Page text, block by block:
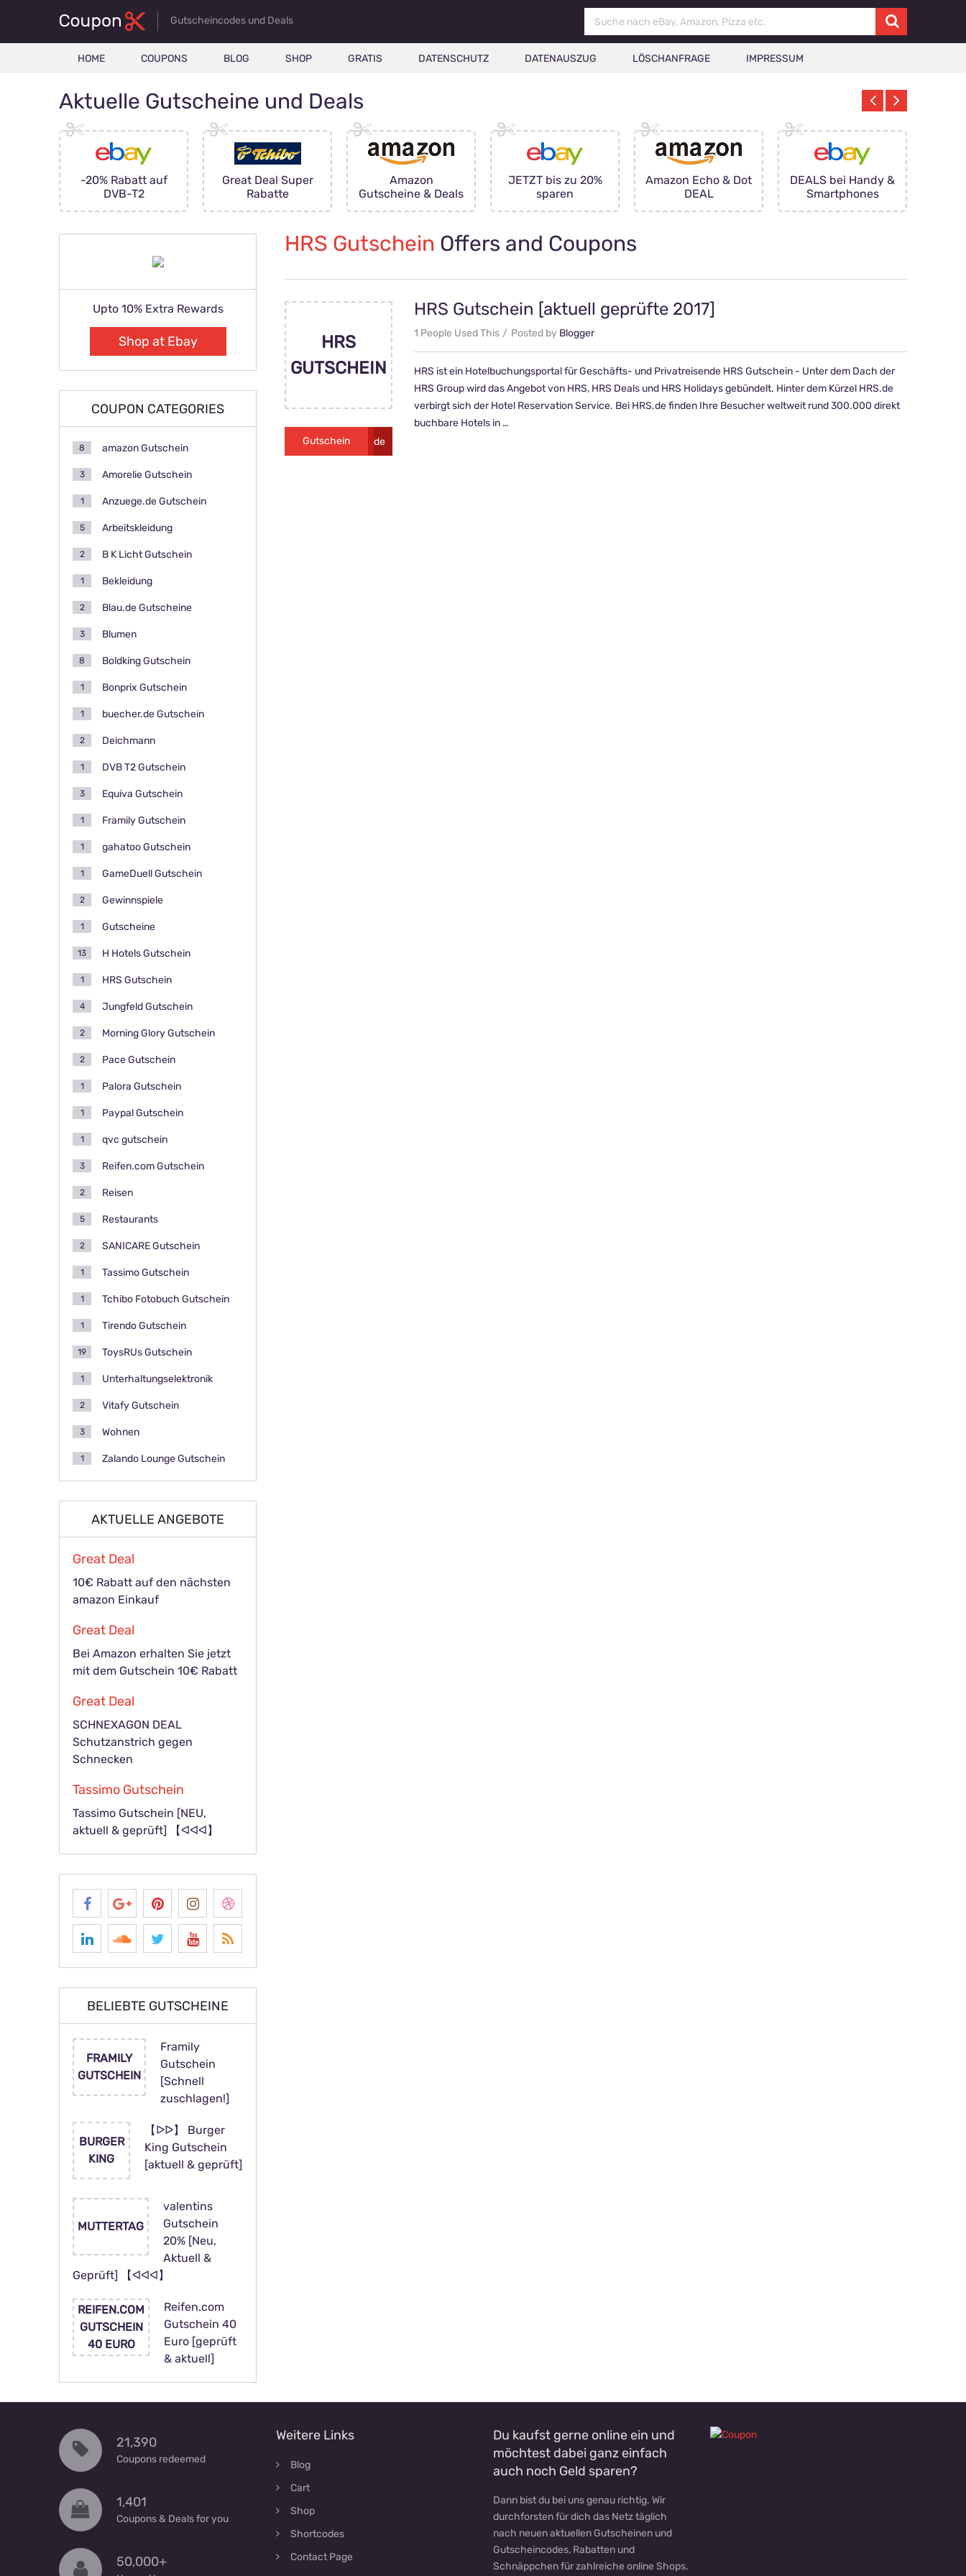
Gutscheincodes und Deals
HOME COUPONS BLOG SHOP GRATIS DATENSCHUTZ DATENAUSZUG LÖSCHANFRAGE IMPRESSUM
Aktuelle Gutscheine und Deals
-20% Rabatt auf
DVB-T2
Great Deal Super
Rabatte
Amazon
Gutscheine & Deals
JETZT bis zu 20%
sparen
Amazon Echo & Dot
DEAL
DEALS bei Handy &
Smartphones
HRS Gutschein Offers and Coupons
HRS
GUTSCHEIN
GutscheinKein Code
HRS Gutschein [aktuell geprüfte 2017]
1 People Used This Posted by Blogger
HRS ist ein Hotelbuchungsportal für Geschäfts- und Privatreisende HRS Gutschein - Unter dem Dach der
HRS Group wird das Angebot von HRS, HRS Deals und HRS Holidays gebündelt. Hinter dem Kürzel HRS.de
verbirgt sich der Hotel Reservation Service. Bei HRS.de finden Ihre Besucher weltweit rund 300.000 direkt
buchbare Hotels in …
Upto 10% Extra Rewards
Shop at Ebay
COUPON CATEGORIES
amazon Gutschein
8
Amorelie Gutschein
3
Anzuege.de Gutschein
1
Arbeitskleidung
5
B K Licht Gutschein
2
Bekleidung
1
Blau.de Gutscheine
2
Blumen
3
Boldking Gutschein
8
Bonprix Gutschein
1
buecher.de Gutschein
1
Deichmann
2
DVB T2 Gutschein
1
Equiva Gutschein
3
Framily Gutschein
1
gahatoo Gutschein
1
GameDuell Gutschein
1
Gewinnspiele
2
Gutscheine
1
H Hotels Gutschein
13
HRS Gutschein
1
Jungfeld Gutschein
4
Morning Glory Gutschein
2
Pace Gutschein
2
Palora Gutschein
1
Paypal Gutschein
1
qvc gutschein
1
Reifen.com Gutschein
3
Reisen
2
Restaurants
5
SANICARE Gutschein
2
Tassimo Gutschein
1
Tchibo Fotobuch Gutschein
1
Tirendo Gutschein
1
ToysRUs Gutschein
19
Unterhaltungselektronik
1
Vitafy Gutschein
2
Wohnen
3
Zalando Lounge Gutschein
1
AKTUELLE ANGEBOTE
Great Deal
10€ Rabatt auf den nächsten
amazon Einkauf
Great Deal
Bei Amazon erhalten Sie jetzt
mit dem Gutschein 10€ Rabatt
Great Deal
SCHNEXAGON DEAL
Schutzanstrich gegen
Schnecken
Tassimo Gutschein
Tassimo Gutschein [NEU,
aktuell & geprüft] 【ᐊᐊᐊ】
BELIEBTE GUTSCHEINE
FRAMILY
GUTSCHEIN
Framily
Gutschein
[Schnell
zuschlagen!]
BURGER
KING
【ᐅᐅ】 Burger
King Gutschein
[aktuell & geprüft]
MUTTERTAG
valentins
Gutschein
20% [Neu,
Aktuell &
Geprüft] 【ᐊᐊᐊ】
REIFEN.COM
GUTSCHEIN
40 EURO
Reifen.com
Gutschein 40
Euro [geprüft
& aktuell]
21,390
Coupons redeemed
1,401
Coupons & Deals for you
50,000+
Weitere Links
Blog
Cart
Shop
Shortcodes
Contact Page
Du kaufst gerne online ein und
möchtest dabei ganz einfach
auch noch Geld sparen?
Dann bist du bei uns genau richtig. Wir
durchforsten für dich das Netz täglich
nach neuen aktuellen Gutscheinen und
Gutscheincodes, Rabatten und
Schnäppchen für zahlreiche online Shops.